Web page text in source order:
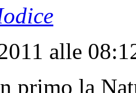
alle
primo la